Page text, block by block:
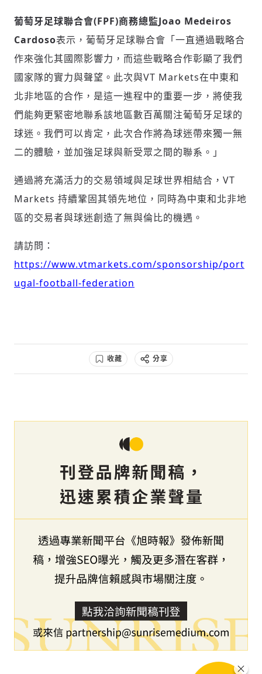
葡萄牙足球聯合會(FPF)商務總監Joao Medeiros
Cardoso表示，葡萄牙足球聯合會「一直通過戰略合
作來強化其國際影響力，而這些戰略合作彰顯了我們
國家隊的實力與聲望。此次與VT Markets在中東和
北非地區的合作，是這一進程中的重要一步，將使我
們能夠更緊密地聯系該地區數百萬關注葡萄牙足球的
球迷。我們可以肯定，此次合作將為球迷帶來獨一無
二的體驗，並加強足球與新受眾之間的聯系。」
通過將充滿活力的交易領域與足球世界相結合，VT
Markets 持續鞏固其領先地位，同時為中東和北非地
區的交易者與球迷創造了無與倫比的機遇。
請訪問：
https://www.vtmarkets.com/sponsorship/port
ugal-football-federation
收藏 分享